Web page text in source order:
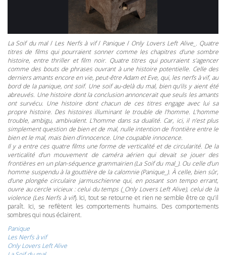
La Soif du mal/ Les Nerfs à vif/ Panique / Only Lovers Left Alive_. Quatre
titres de films qui pourraient sonner comme les chapitres d’une sombre
histoire, entre thriller et film noir. Quatre titres qui pourraient s’agencer
comme des bouts de phrases ouvrant à une histoire potentielle. Celle des
derniers amants encore en vie, peut-être Adam et Eve, qui, les nerfs à vif, au
bord de la panique, ont soif. Une soif au-delà du mal, bien qu’ils y aient été
abreuvés. Une histoire dont la conclusion annoncerait que seuls les amants
ont survécu. Une histoire dont chacun de ces titres engage avec lui sa
propre histoire. Des histoires illuminant le trouble de l’homme. L’homme
trouble, ambigu, ambivalent. L’homme dans sa dualité. Car, ici, il n’est plus
simplement question de bien et de mal, nulle intention de frontière entre le
bien et le mal, mais bien d’innocence. Une coupable innocence.
Il y a entre ces quatre films une forme de verticalité et de circularité. De la
verticalité d’un mouvement de caméra aérien qui devait se jouer des
frontières en un plan-séquence grammairien (La Soif du mal_). Ou celle d’un
homme suspendu à la gouttière de la calomnie (Panique_). À celle, bien sûr,
d’une plongée circulaire jarmuschienne qui, en posant son tempo errant,
ouvre au cercle vicieux : celui du temps (_Only Lovers Left Alive), celui de la
violence (Les Nerfs à vif). Ici, tout se retourne et rien ne semble être ce qu’il
paraît. Ici, se reflètent les comportements humains. Des comportements
sombres qui nous éclairent.
Panique
Les Nerfs à vif
Only Lovers Left Alive